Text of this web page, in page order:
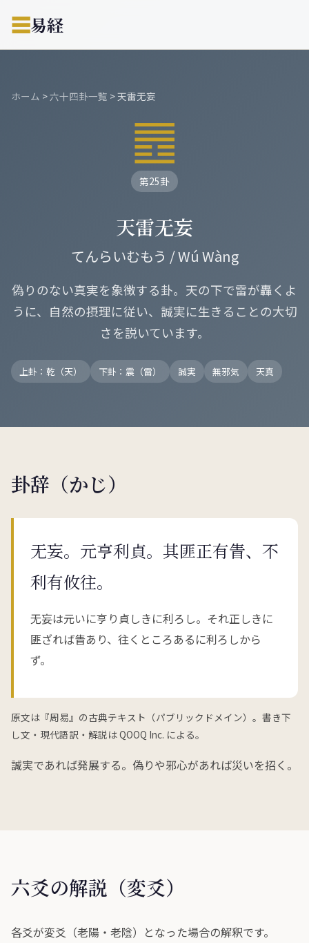
☰易経
ホーム >六十四卦一覧 >天雷无妄
䷘
第25卦
天雷无妄
てんらいむもう / Wú Wàng
偽りのない真実を象徴する卦。天の下で雷が轟くよ
うに、自然の摂理に従い、誠実に生きることの大切
さを説いています。
上卦：乾（天） 下卦：震（雷） 誠実 無邪気 天真
卦辞（かじ）
无妄。元亨利貞。其匪正有眚、不
利有攸往。
无妄は元いに亨り貞しきに利ろし。それ正しきに
匪ざれば眚あり、往くところあるに利ろしから
ず。
原文は『周易』の古典テキスト（パブリックドメイン）。書き下
し文・現代語訳・解説は QOOQ Inc. による。
誠実であれば発展する。偽りや邪心があれば災いを招く。
六爻の解説（変爻）
各爻が変爻（老陽・老陰）となった場合の解釈です。